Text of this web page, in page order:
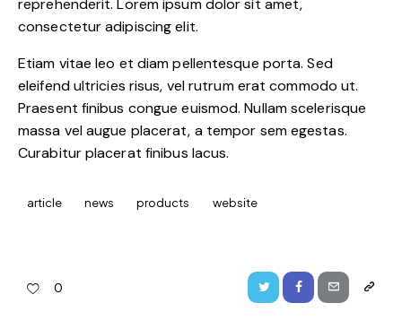
reprehenderit. Lorem ipsum dolor sit amet,
consectetur adipiscing elit.
Etiam vitae leo et diam pellentesque porta. Sed
eleifend ultricies risus, vel rutrum erat commodo ut.
Praesent finibus congue euismod. Nullam scelerisque
massa vel augue placerat, a tempor sem egestas.
Curabitur placerat finibus lacus.
article news products website
0